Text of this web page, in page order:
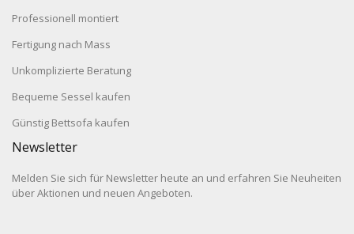
Professionell montiert
Fertigung nach Mass
Unkomplizierte Beratung
Bequeme Sessel kaufen
Günstig Bettsofa kaufen
Newsletter
Melden Sie sich für Newsletter heute an und erfahren Sie Neuheiten
über Aktionen und neuen Angeboten.